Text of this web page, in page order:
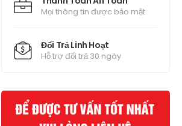
Mọi thông tin được bảo mật
Đổi Trả Linh Hoạt
Hỗ trợ đổi trả 30 ngày